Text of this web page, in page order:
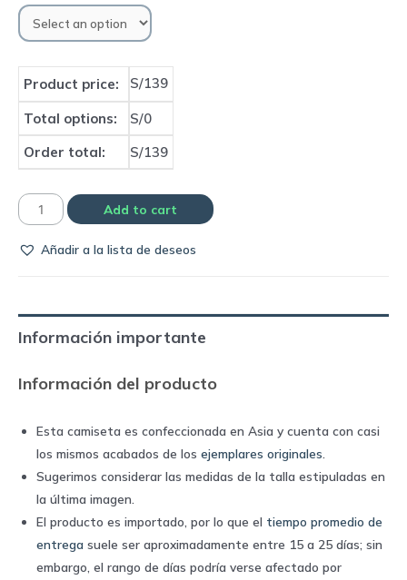
Product price: S/139
Total options:
S/0
Order total:
S/139
Camiseta
1983/84
final
|
quantity
Add to cart
Añadir a la lista de deseos
Información importante
Información del producto
Esta camiseta es confeccionada en Asia y cuenta con casi
los mismos acabados de los ejemplares originales
Sugerimos considerar las medidas de la talla estipuladas en
la última imagen.
El producto es importado, por lo que el tiempo promedio de
entrega suele ser aproximadamente entre 15 a 25 días; sin
embargo, el rango de días podría verse afectado por